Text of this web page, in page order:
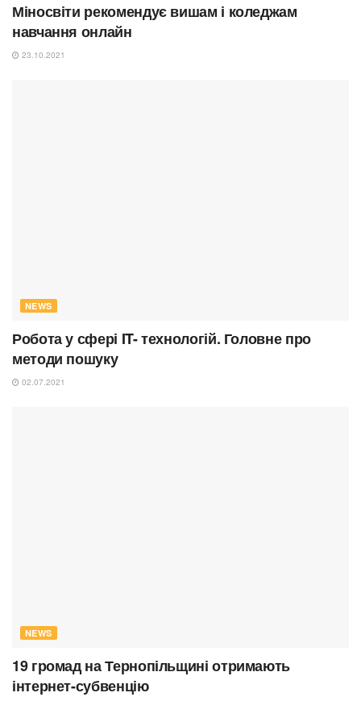
Міносвіти рекомендує вишам і коледжам
навчання онлайн
23.10.2021
NEWS
Робота у сфері IT- технологій. Головне про
методи пошуку
02.07.2021
NEWS
19 громад на Тернопільщині отримають
інтернет-субвенцію